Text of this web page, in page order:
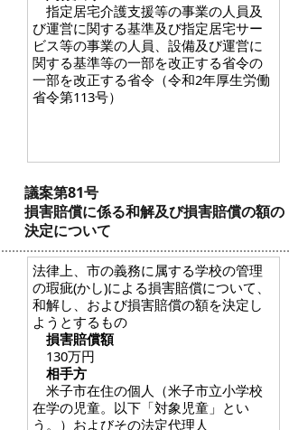
指定居宅介護支援等の事業の人員及
び運営に関する基準及び指定居宅サー
ビス等の事業の人員、設備及び運営に
関する基準等の一部を改正する省令の
一部を改正する省令（令和2年厚生労働
省令第113号）
議案第81号
損害賠償に係る和解及び損害賠償の額の
決定について
法律上、市の義務に属する学校の管理
の瑕疵(かし)による損害賠償について、
和解し、および損害賠償の額を決定し
ようとするもの
損害賠償額
130万円
相手方
米子市在住の個人（米子市立小学校
在学の児童。以下「対象児童」とい
う。）およびその法定代理人